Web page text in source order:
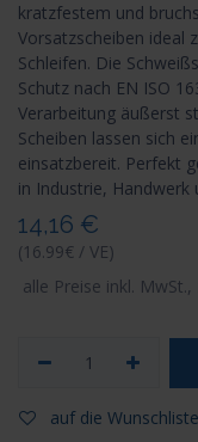
kratzfestem und
Vorsatzscheiben ideal
Schleifen. Die
Schutz nach EN ISO
Verarbeitung äußerst
Scheiben lassen sich
einsatzbereit. Perfekt
in Industrie, Handwerk
14,16 €
(16.99€ / VE)
alle Preise inkl. MwSt.,
auf die Wunschliste